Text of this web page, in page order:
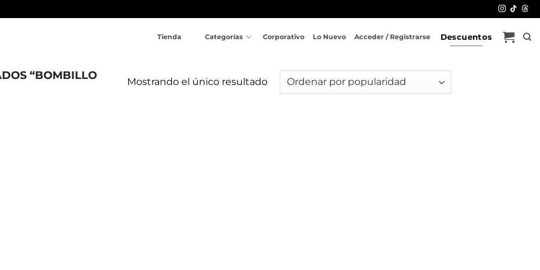
Tienda Categorías Corporativo Lo Nuevo Acceder / Registrarse Descuentos
“BOMBILLO
Mostrando el único resultado